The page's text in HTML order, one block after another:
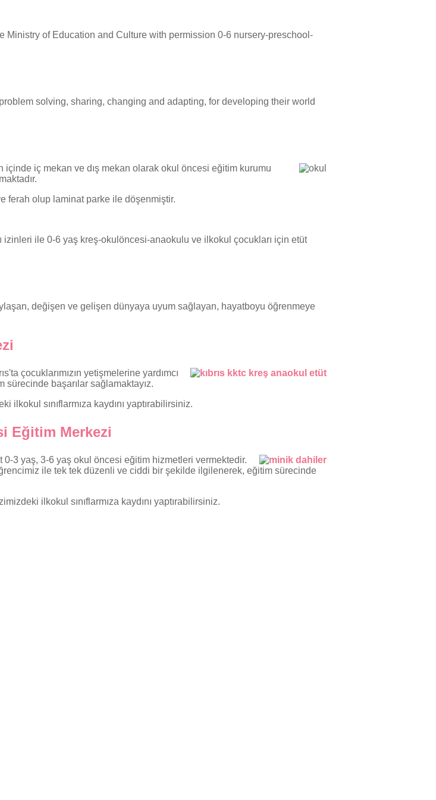
of Education and Culture with permission 0-6 nursery-preschool-
solving, sharing, changing and adapting, for developing their world
iç mekan ve dış mekan olarak okul öncesi eğitim kurumu
ve ferah olup laminat parke ile döşenmiştir.
ile 0-6 yaş kreş-okulöncesi-anaokulu ve ilkokul çocukları için etüt
değişen ve gelişen dünyaya uyum sağlayan, hayatboyu öğrenmeye
çocuklarımızın yetişmelerine yardımcı
başarılar sağlamaktayız.
sınıflarmıza kaydını yaptırabilirsiniz.
Eğitim Merkezi
3 yaş, 3-6 yaş okul öncesi eğitim hizmetleri vermektedir.
ile tek tek düzenli ve ciddi bir şekilde ilgilenerek, eğitim sürecinde
ilkokul sınıflarmıza kaydını yaptırabilirsiniz.